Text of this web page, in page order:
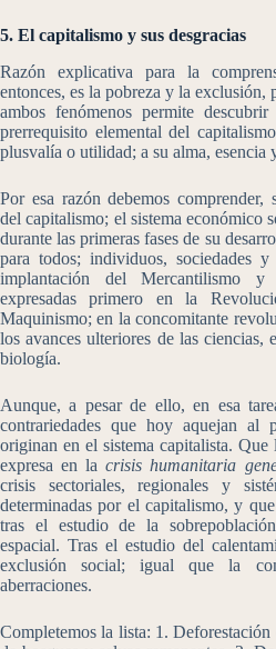
5. El capitalismo y sus desgracias
Razón explicativa para la
entonces, es la pobreza y la exclusión,
ambos fenómenos permite
prerrequisito elemental del
plusvalía o utilidad; a su alma, esencia
Por esa razón debemos
del capitalismo; el sistema económico
durante las primeras fases de su
para todos; individuos, sociedades
implantación del Mercantilismo y
expresadas primero en la
Maquinismo; en la concomitante
los avances ulteriores de las ciencias,
biología.
Aunque, a pesar de ello, en esa
contrariedades que hoy aquejan al
originan en el sistema capitalista. Que
expresa en lacrisis humanitaria
crisis sectoriales, regionales y
determinadas por el capitalismo, y
tras el estudio de la
espacial. Tras el estudio del
exclusión social; igual que la
aberraciones.
Completemos la lista: 1. Deforestación